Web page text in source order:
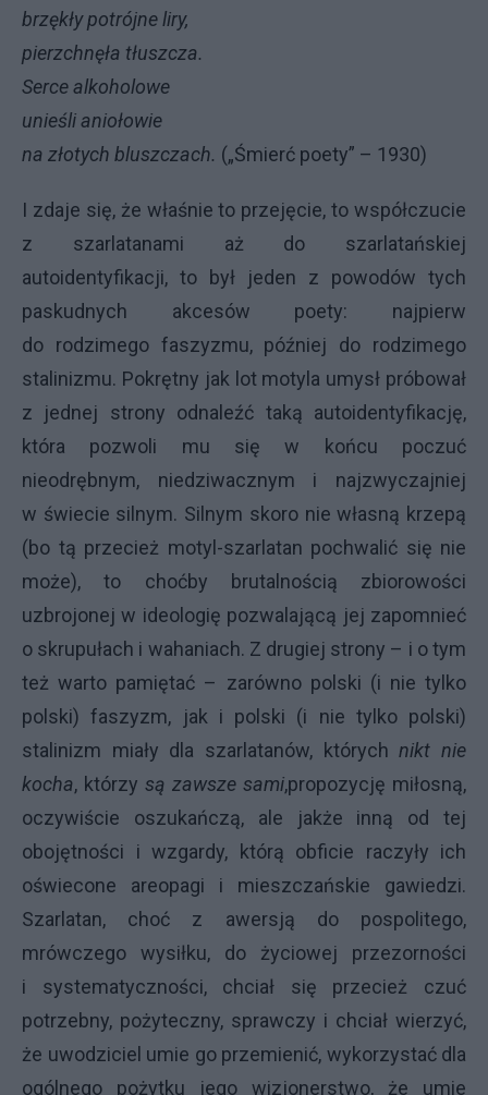
brzękły potrójne liry,
pierzchnęła tłuszcza.
Serce alkoholowe
unieśli aniołowie
na złotych bluszczach. („Śmierć poety” – 1930)
I zdaje się, że właśnie to przejęcie, to współczucie
z szarlatanami aż do szarlatańskiej
autoidentyfikacji, to był jeden z powodów tych
paskudnych akcesów poety: najpierw
do rodzimego faszyzmu, później do rodzimego
stalinizmu. Pokrętny jak lot motyla umysł próbował
z jednej strony odnaleźć taką autoidentyfikację,
która pozwoli mu się w końcu poczuć
nieodrębnym, niedziwacznym i najzwyczajniej
w świecie silnym. Silnym skoro nie własną krzepą
(bo tą przecież motyl-szarlatan pochwalić się nie
może), to choćby brutalnością zbiorowości
uzbrojonej w ideologię pozwalającą jej zapomnieć
o skrupułach i wahaniach. Z drugiej strony – i o tym
też warto pamiętać – zarówno polski (i nie tylko
polski) faszyzm, jak i polski (i nie tylko polski)
stalinizm miały dla szarlatanów, którychnikt nie
kocha, którzy są zawsze sami,propozycję miłosną,
oczywiście oszukańczą, ale jakże inną od tej
obojętności i wzgardy, którą obficie raczyły ich
oświecone areopagi i mieszczańskie gawiedzi.
Szarlatan, choć z awersją do pospolitego,
mrówczego wysiłku, do życiowej przezorności
i systematyczności, chciał się przecież czuć
potrzebny, pożyteczny, sprawczy i chciał wierzyć,
że uwodziciel umie go przemienić, wykorzystać dla
ogólnego pożytku jego wizjonerstwo, że umie